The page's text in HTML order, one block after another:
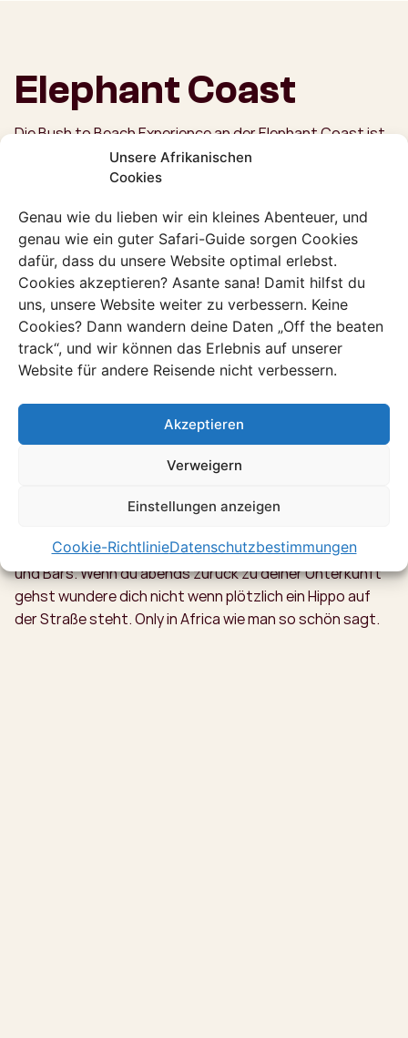
Unsere Afrikanischen
Cookies
Genau wie du lieben wir ein kleines Abenteuer, und
genau wie ein guter Safari-Guide sorgen Cookies
dafür, dass du unsere Website optimal erlebst.
Cookies akzeptieren? Asante sana! Damit hilfst du
uns, unsere Website weiter zu verbessern. Keine
Cookies? Dann wandern deine Daten „Off the beaten
track“, und wir können das Erlebnis auf unserer
Website für andere Reisende nicht verbessern.
Akzeptieren
Verweigern
Einstellungen anzeigen
Cookie-RichtlinieDatenschutzbestimmungen
Elephant Coast
Die Bush to Beach Experience an der Elephant Coast ist
in vielerlei Hinsicht abwechslungsreich einzigartig und
kulturell. Dieses Gebiet liegt im Osten Südafrikas in der
Tauchgang ins Unterwasserleben in St Lucia findest du
Hunderte von Hippos manchmal sogar direkt im Dorf und
im Hluhluwe Imfolozi entdeckst du die Big Five.
Die Nilpferd Hauptstadt Südafrikas
Elephant Coast St Lucia. Dieses besondere Dorf ist
umgeben von Nilpferden die von den Locals Hippos
genannt werden. Spring in das Touristenboot und mach
Krokodilen und entdecke unterwegs afrikanische Löffler
Straße. Dort findest du ein paar gemütliche Restaurants
und Bars. Wenn du abends zurück zu deiner Unterkunft
gehst wundere dich nicht wenn plötzlich ein Hippo auf
der Straße steht. Only in Africa wie man so schön sagt.